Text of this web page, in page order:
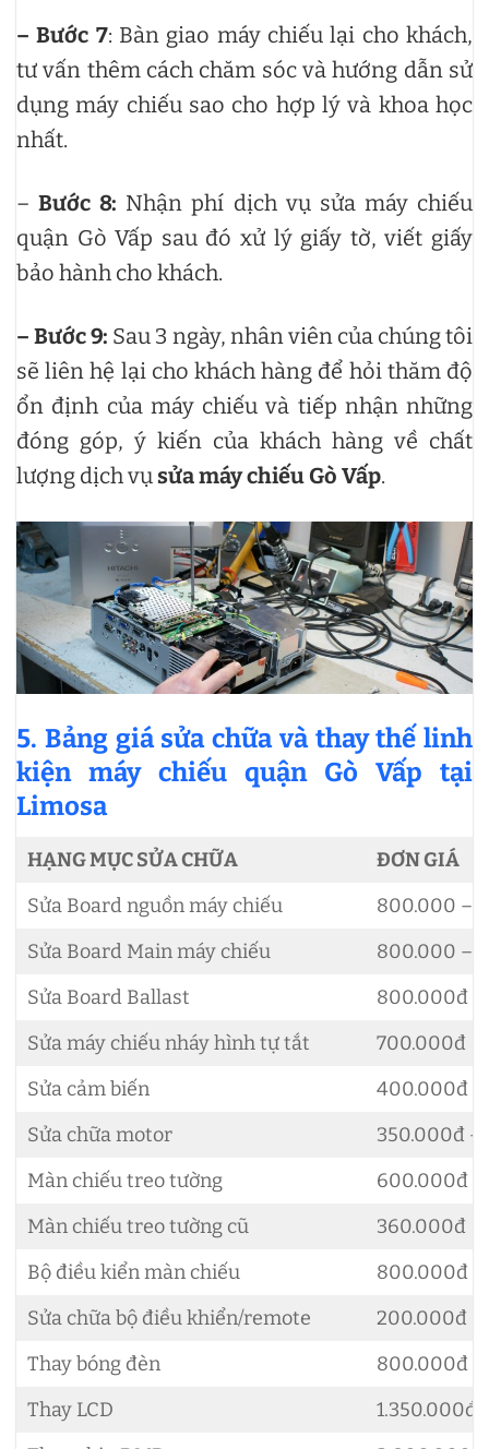
– Bước 7: Bàn giao máy chiếu lại cho khách,
tư vấn thêm cách chăm sóc và hướng dẫn sử
dụng máy chiếu sao cho hợp lý và khoa học
nhất.
– Bước 8: Nhận phí dịch vụ sửa máy chiếu
quận Gò Vấp sau đó xử lý giấy tờ, viết giấy
bảo hành cho khách.
– Bước 9: Sau 3 ngày, nhân viên của chúng tôi
sẽ liên hệ lại cho khách hàng để hỏi thăm độ
ổn định của máy chiếu và tiếp nhận những
đóng góp, ý kiến của khách hàng về chất
lượng dịch vụsửa máy chiếu Gò Vấp.
5. Bảng giá sửa chữa và thay thế linh
kiện máy chiếu quận Gò Vấp tại
Limosa
HẠNG MỤC SỬA CHỮA
ĐƠN GIÁ
Sửa Board nguồn máy chiếu
800.000 –
Sửa Board Main máy chiếu
800.000 –
Sửa Board Ballast
800.000đ
Sửa máy chiếu nháy hình tự tắt
700.000đ
Sửa cảm biến
400.000đ
Sửa chữa motor
350.000đ –
Màn chiếu treo tường
600.000đ
Màn chiếu treo tường cũ
360.000đ
Bộ điều kiển màn chiếu
800.000đ
Sửa chữa bộ điều khiển/remote
200.000đ
Thay bóng đèn
800.000đ
Thay LCD
1.350.000đ